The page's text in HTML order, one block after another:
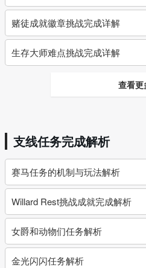
赌徒成就徽章挑战完成详解
生存大师难点挑战完成详解
查看更
支线任务完成解析
赛马任务的机制与玩法解析
Willard Rest挑战成就完成解析
女爵和动物们任务解析
金光闪闪任务解析